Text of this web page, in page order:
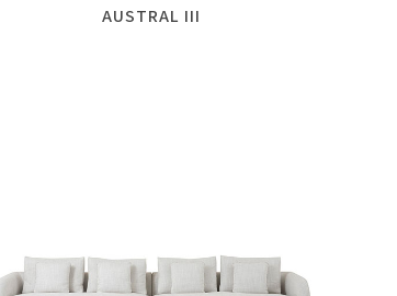
AUSTRAL III